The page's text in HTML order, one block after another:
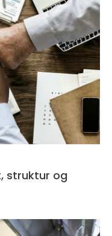
struktur og